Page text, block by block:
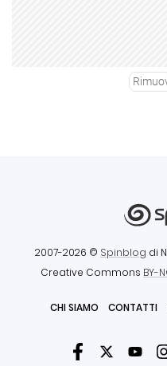
2007-2026 © Spinblog di
Creative Commons BY-
CHI SIAMO CONTATTI